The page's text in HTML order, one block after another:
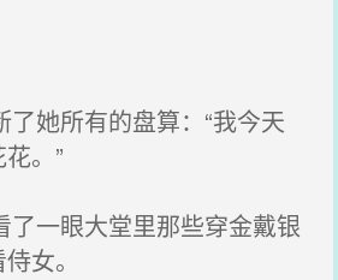
她所有的盘算：“我今天
。”
一眼大堂里那些穿金戴银
女。